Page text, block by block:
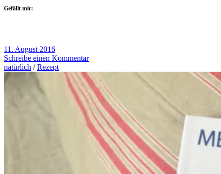
Gefällt mir:
11. August 2016
Schreibe einen Kommentar
natürlich /Rezept